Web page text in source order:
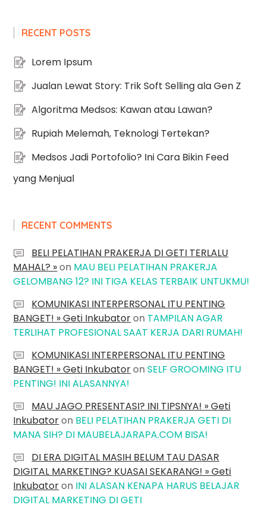
RECENT POSTS
Lorem Ipsum
Jualan Lewat Story: Trik Soft Selling ala Gen Z
Algoritma Medsos: Kawan atau Lawan?
Rupiah Melemah, Teknologi Tertekan?
Medsos Jadi Portofolio? Ini Cara Bikin Feed
yang Menjual
RECENT COMMENTS
BELI PELATIHAN PRAKERJA DI GETI TERLALU
MAHAL? »on MAU BELI PELATIHAN PRAKERJA
GELOMBANG 12? INI TIGA KELAS TERBAIK UNTUKMU!
KOMUNIKASI INTERPERSONAL ITU PENTING
BANGET! » Geti Inkubatoron TAMPILAN AGAR
TERLIHAT PROFESIONAL SAAT KERJA DARI RUMAH!
KOMUNIKASI INTERPERSONAL ITU PENTING
BANGET! » Geti InkubatoronSELF GROOMING ITU
PENTING! INI ALASANNYA!
MAU JAGO PRESENTASI? INI TIPSNYA! » Geti
Inkubatoron BELI PELATIHAN PRAKERJA GETI DI
MANA SIH? DI MAUBELAJARAPA.COM BISA!
DI ERA DIGITAL MASIH BELUM TAU DASAR
DIGITAL MARKETING? KUASAI SEKARANG! » Geti
Inkubatoron INI ALASAN KENAPA HARUS BELAJAR
DIGITAL MARKETING DI GETI